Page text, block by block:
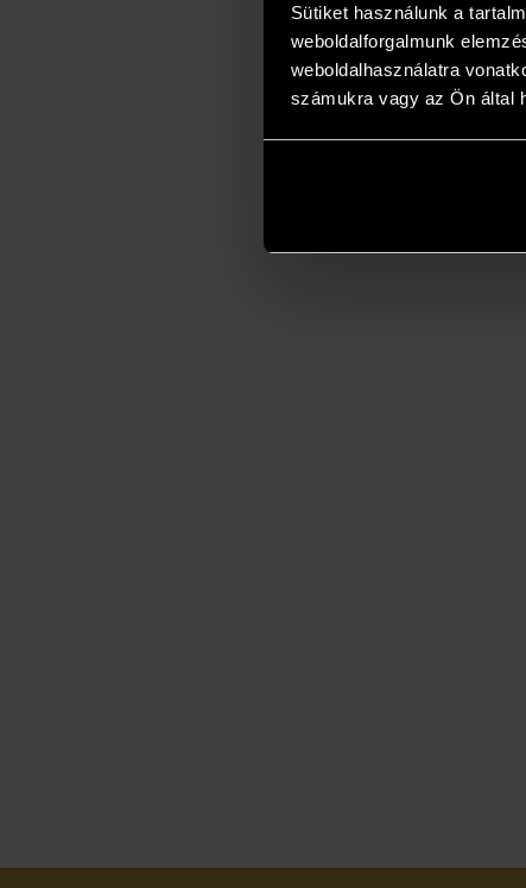
Sütiket használunk a
weboldalforgalmunk
weboldalhasználatra
számukra vagy az Ön által